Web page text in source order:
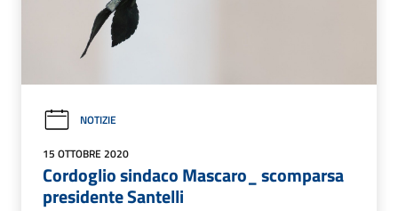
NOTIZIE
15 OTTOBRE 2020
Cordoglio sindaco Mascaro_ scomparsa
presidente Santelli